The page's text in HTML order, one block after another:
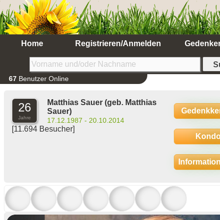
Home Registrieren/Anmelden
67 Benutzer Online
26
Jahre
Matthias Sauer (geb. Matthias
Sauer)
17.12.1987 - 20.10.2014
[11.694 Besucher]